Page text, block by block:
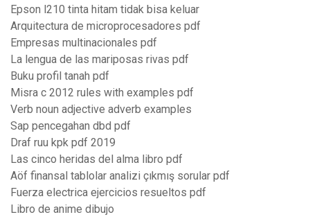
Epson l210 tinta hitam tidak bisa keluar
Arquitectura de microprocesadores pdf
Empresas multinacionales pdf
La lengua de las mariposas rivas pdf
Buku profil tanah pdf
Misra c 2012 rules with examples pdf
Verb noun adjective adverb examples
Sap pencegahan dbd pdf
Draf ruu kpk pdf 2019
Las cinco heridas del alma libro pdf
Aöf finansal tablolar analizi çıkmış sorular pdf
Fuerza electrica ejercicios resueltos pdf
Libro de anime dibujo